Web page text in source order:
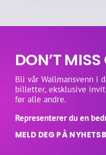
DON’T MISS
Bli vår Wallmansvenn i
billetter, eksklusive
før alle andre.
Representerer du en
MELD DEG PÅ